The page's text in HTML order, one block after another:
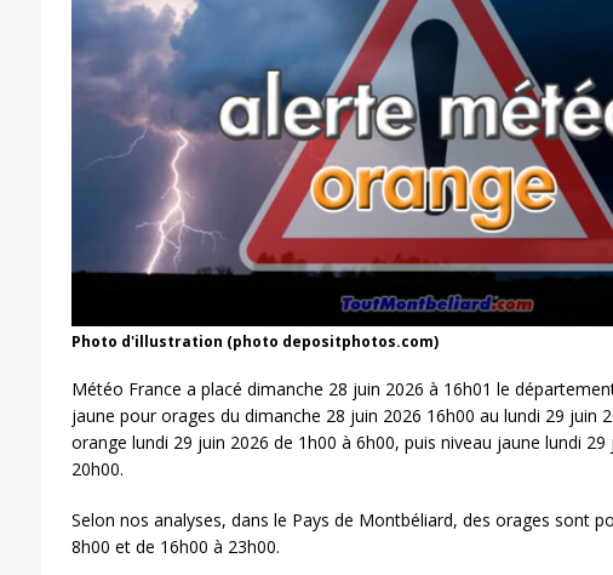
Photo d'illustration (photo depositphotos.com)
Météo France a placé dimanche 28 juin 2026 à 16h01 le
jaune pour orages du dimanche 28 juin 2026 16h00 au lundi 29 juin
orange lundi 29 juin 2026 de 1h00 à 6h00, puis niveau jaune lundi 29
20h00.
Selon nos analyses, dans le Pays de Montbéliard, des orages sont
8h00 et de 16h00 à 23h00.